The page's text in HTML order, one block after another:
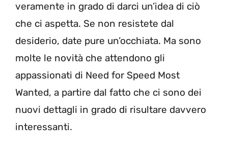
veramente in grado di darci un’idea di ciò
che ci aspetta. Se non resistete dal
desiderio, date pure un’occhiata. Ma sono
molte le novità che attendono gli
appassionati di Need for Speed Most
Wanted, a partire dal fatto che ci sono dei
nuovi dettagli in grado di risultare davvero
interessanti.